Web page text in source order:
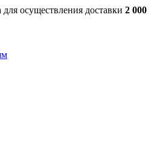
для осуществления доставки 2 000